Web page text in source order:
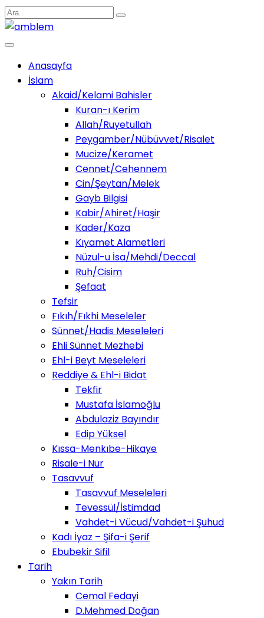
Anasayfa
İslam
Akaid/Kelami Bahisler
Kuran-ı Kerim
Allah/Ruyetullah
Peygamber/Nübüvvet/Risalet
Mucize/Keramet
Cennet/Cehennem
Cin/Şeytan/Melek
Gayb Bilgisi
Kabir/Ahiret/Haşir
Kader/Kaza
Kıyamet Alametleri
Nüzul-u İsa/Mehdi/Deccal
Ruh/Cisim
Şefaat
Tefsir
Fıkıh/Fıkhi Meseleler
Sünnet/Hadis Meseleleri
Ehli Sünnet Mezhebi
Ehl-i Beyt Meseleleri
Reddiye & Ehl-i Bidat
Tekfir
Mustafa İslamoğlu
Abdulaziz Bayındır
Edip Yüksel
Kıssa-Menkıbe-Hikaye
Risale-i Nur
Tasavvuf
Tasavvuf Meseleleri
Tevessül/İstimdad
Vahdet-i Vücud/Vahdet-i Şuhud
Kadı İyaz – Şifa-i Şerif
Ebubekir Sifil
Tarih
Yakın Tarih
Cemal Fedayi
D.Mehmed Doğan